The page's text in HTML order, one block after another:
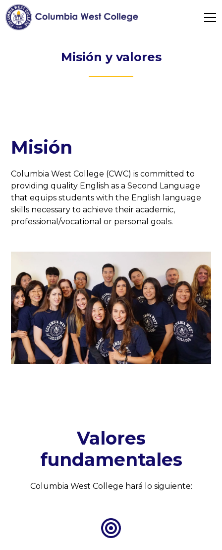
Misión y valores
Misión
Columbia West College (CWC) is committed to
providing quality English as a Second Language
that equips students with the English language
skills necessary to achieve their academic,
professional/vocational or personal goals.
Valores
fundamentales
Columbia West College hará lo siguiente: